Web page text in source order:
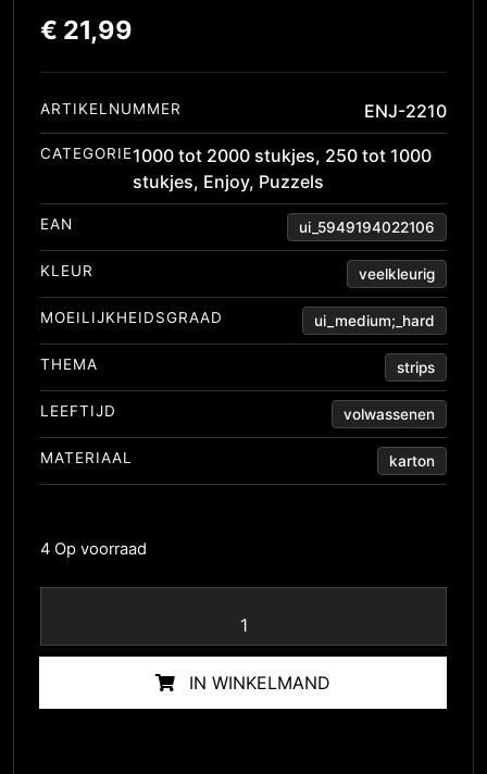
€ 21,99
ARTIKELNUMMER ENJ-2210
CATEGORIE1000 tot 2000 stukjes, 250 tot 1000
stukjes, Enjoy, Puzzels
EAN ui_5949194022106
KLEUR veelkleurig
MOEILIJKHEIDSGRAAD ui_medium;_hard
THEMA strips
LEEFTIJD volwassenen
MATERIAAL karton
4 Op voorraad
IN WINKELMAND